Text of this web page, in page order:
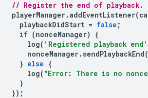
// Register the end of playback.
playerManager.addEventListener(
playbackDidStart = false ;
if (nonceManager)
{
log( 'Registered playback end'
nonceManager. sendPlaybackEnd
} else {
log( "Error: There is no
}
});